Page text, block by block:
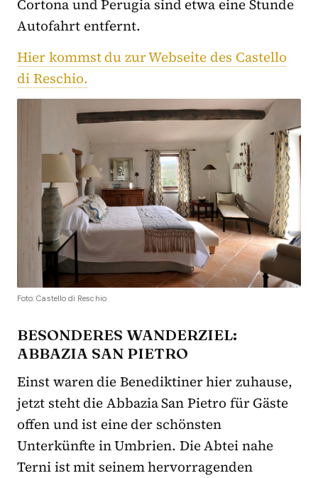
Cortona und Perugia sind etwa eine Stunde
Autofahrt entfernt.
Hier kommst du zur Webseite des Castello
di Reschio.
Foto: Castello di Reschio
BESONDERES WANDERZIEL:
ABBAZIA SAN PIETRO
Einst waren die Benediktiner hier zuhause,
jetzt steht die Abbazia San Pietro für Gäste
offen und ist eine der schönsten
Unterkünfte in Umbrien. Die Abtei nahe
Terni ist mit seinem hervorragenden